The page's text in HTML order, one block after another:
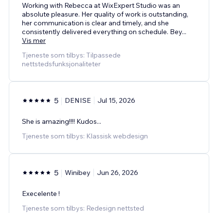
Working with Rebecca at WixExpert Studio was an
absolute pleasure. Her quality of work is outstanding,
her communication is clear and timely, and she
consistently delivered everything on schedule. Bey...
Vis mer
Tjeneste som tilbys: Tilpassede
nettstedsfunksjonaliteter
5 DENISE Jul 15, 2026
She is amazing!!!! Kudos...
Tjeneste som tilbys: Klassisk webdesign
5 Winibey Jun 26, 2026
Execelente !
Tjeneste som tilbys: Redesign nettsted